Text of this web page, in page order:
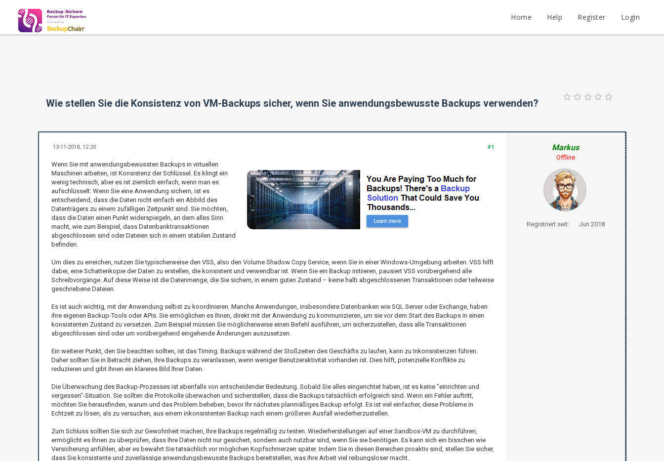
Home Help Register Login
Wie stellen Sie die Konsistenz von VM-Backups sicher, wenn Sie anwendungsbewusste Backups verwenden?
#1
13-11-2018, 12:20
Wenn Sie mit anwendungsbewussten Backups in virtuellen
Maschinen arbeiten, ist Konsistenz der Schlüssel. Es klingt ein
wenig technisch, aber es ist ziemlich einfach, wenn man es
aufschlüsselt. Wenn Sie eine Anwendung sichern, ist es
entscheidend, dass die Daten nicht einfach ein Abbild des
Datenträgers zu einem zufälligen Zeitpunkt sind. Sie möchten,
dass die Daten einen Punkt widerspiegeln, an dem alles Sinn
macht, wie zum Beispiel, dass Datenbanktransaktionen
abgeschlossen sind oder Dateien sich in einem stabilen Zustand
befinden.
Um dies zu erreichen, nutzen Sie typischerweise den VSS, also den Volume Shadow Copy Service, wenn Sie in einer Windows-Umgebung arbeiten. VSS hilft
dabei, eine Schattenkopie der Daten zu erstellen, die konsistent und verwendbar ist. Wenn Sie ein Backup initiieren, pausiert VSS vorübergehend alle
Schreibvorgänge. Auf diese Weise ist die Datenmenge, die Sie sichern, in einem guten Zustand – keine halb abgeschlossenen Transaktionen oder teilweise
geschriebene Dateien.
Es ist auch wichtig, mit der Anwendung selbst zu koordinieren. Manche Anwendungen, insbesondere Datenbanken wie SQL Server oder Exchange, haben
ihre eigenen Backup-Tools oder APIs. Sie ermöglichen es Ihnen, direkt mit der Anwendung zu kommunizieren, um sie vor dem Start des Backups in einen
konsistenten Zustand zu versetzen. Zum Beispiel müssen Sie möglicherweise einen Befehl ausführen, um sicherzustellen, dass alle Transaktionen
abgeschlossen sind oder um vorübergehend eingehende Änderungen auszusetzen.
Ein weiterer Punkt, den Sie beachten sollten, ist das Timing. Backups während der Stoßzeiten des Geschäfts zu laufen, kann zu Inkonsistenzen führen.
Daher sollten Sie in Betracht ziehen, Ihre Backups zu veranlassen, wenn weniger Benutzeraktivität vorhanden ist. Dies hilft, potenzielle Konflikte zu
reduzieren und gibt Ihnen ein klareres Bild Ihrer Daten.
Die Überwachung des Backup-Prozesses ist ebenfalls von entscheidender Bedeutung. Sobald Sie alles eingerichtet haben, ist es keine "einrichten und
vergessen"-Situation. Sie sollten die Protokolle überwachen und sicherstellen, dass die Backups tatsächlich erfolgreich sind. Wenn ein Fehler auftritt,
möchten Sie herausfinden, warum und das Problem beheben, bevor Ihr nächstes planmäßiges Backup erfolgt. Es ist viel einfacher, diese Probleme in
Echtzeit zu lösen, als zu versuchen, aus einem inkonsistenten Backup nach einem größeren Ausfall wiederherzustellen.
Zum Schluss sollten Sie sich zur Gewohnheit machen, Ihre Backups regelmäßig zu testen. Wiederherstellungen auf einer Sandbox-VM zu durchführen,
ermöglicht es Ihnen zu überprüfen, dass Ihre Daten nicht nur gesichert, sondern auch nutzbar sind, wenn Sie sie benötigen. Es kann sich ein bisschen wie
Versicherung anfühlen, aber es bewahrt Sie tatsächlich vor möglichen Kopfschmerzen später. Indem Sie in diesen Bereichen proaktiv sind, stellen Sie sicher,
dass Sie konsistente und zuverlässige anwendungsbewusste Backups bereitstellen, was Ihre Arbeit viel reibungsloser macht.
Markus
Offline
Registriert seit: Jun 2018